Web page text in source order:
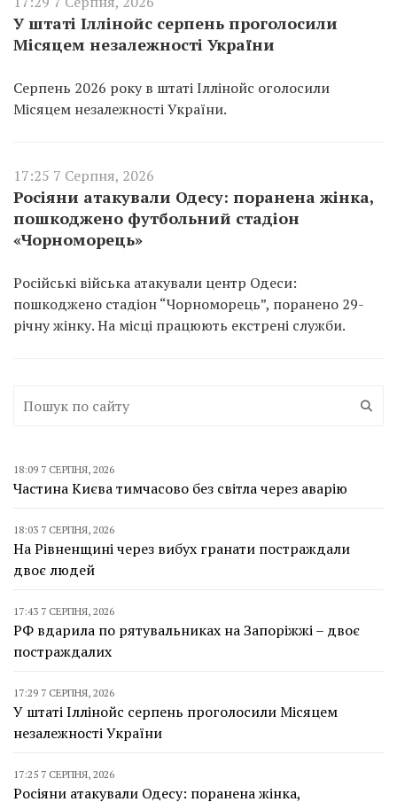
У штаті Іллінойс серпень проголосили
Місяцем незалежності України
Серпень 2026 року в штаті Іллінойс оголосили
Місяцем незалежності України.
17:25 7 Серпня, 2026
Росіяни атакували Одесу: поранена жінка,
пошкоджено футбольний стадіон
«Чорноморець»
Російські війська атакували центр Одеси:
пошкоджено стадіон “Чорноморець”, поранено 29-
річну жінку. На місці працюють екстрені служби.
18:09 7 СЕРПНЯ, 2026
Частина Києва тимчасово без світла через аварію
18:03 7 СЕРПНЯ, 2026
На Рівненщині через вибух гранати постраждали
двоє людей
17:43 7 СЕРПНЯ, 2026
РФ вдарила по рятувальниках на Запоріжжі – двоє
постраждалих
17:29 7 СЕРПНЯ, 2026
У штаті Іллінойс серпень проголосили Місяцем
незалежності України
17:25 7 СЕРПНЯ, 2026
Росіяни атакували Одесу: поранена жінка,